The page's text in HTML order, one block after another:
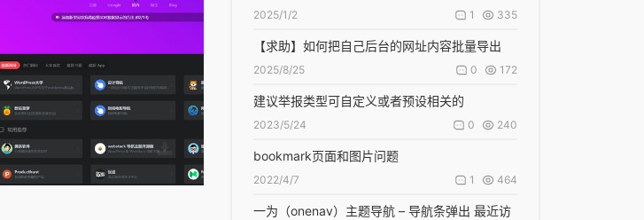
2025/1/2 1 335
【求助】如何把自己后台的网址内容批量导出
2025/8/25 0 172
建议举报类型可自定义或者预设相关的
2023/5/24 0 240
bookmark页面和图片问题
2022/4/7 1 464
一为（onenav）主题导航 – 导航条弹出 最近访